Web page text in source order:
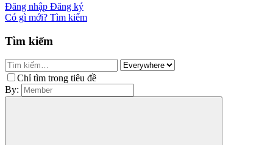
Đăng nhập Đăng ký
Có gì mới? Tìm kiếm
Tìm kiếm
Chỉ tìm trong tiêu đề
By: